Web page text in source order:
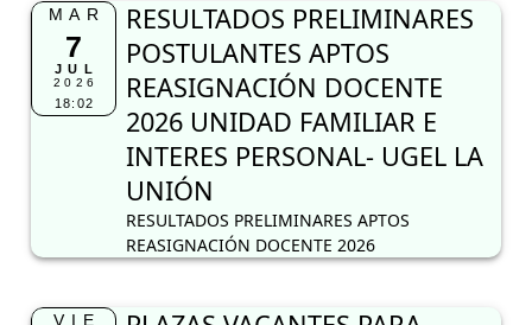
MAR
7
JUL
2026
18:02
RESULTADOS PRELIMINARES
POSTULANTES APTOS
REASIGNACIÓN DOCENTE
2026 UNIDAD FAMILIAR E
INTERES PERSONAL- UGEL LA
UNIÓN
RESULTADOS PRELIMINARES APTOS
REASIGNACIÓN DOCENTE 2026
VIE